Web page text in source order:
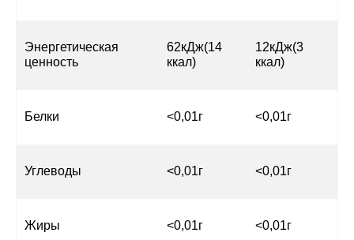
Энергетическая
ценность
62кДж(14
ккал)
12кДж(3
ккал)
Белки <0,01г <0,01г
Углеводы <0,01г <0,01г
Жиры <0,01г <0,01г